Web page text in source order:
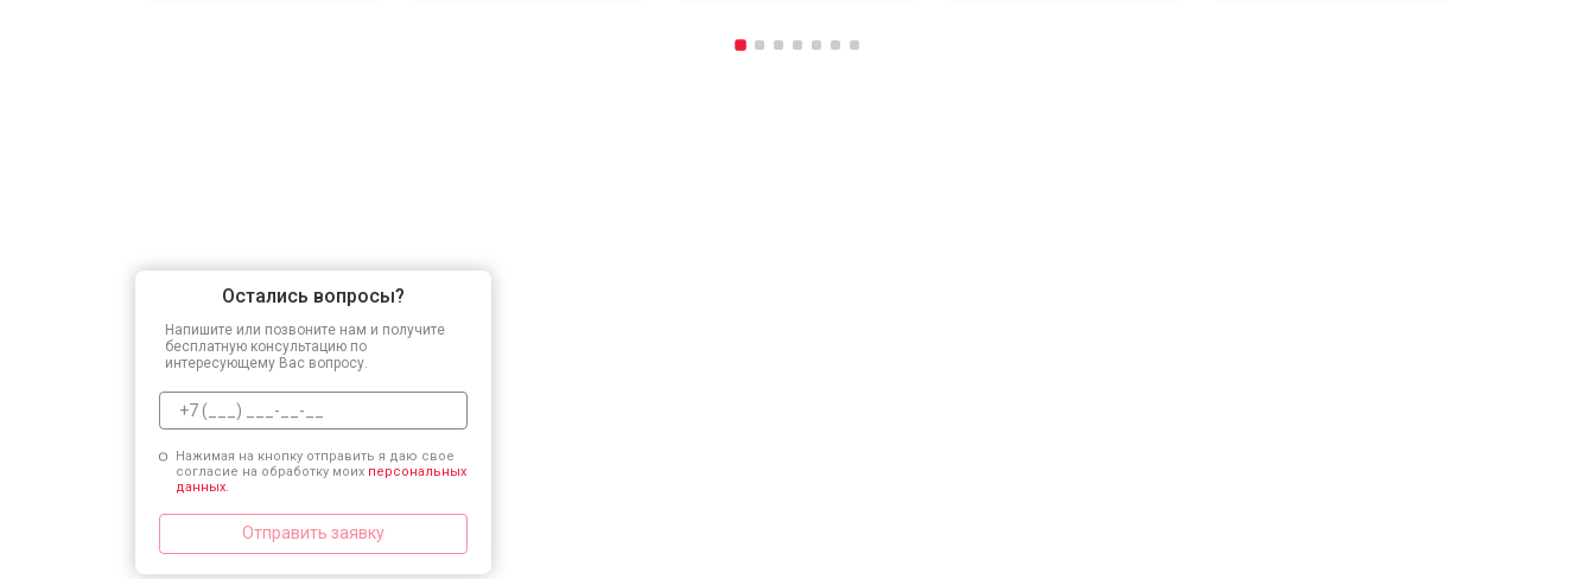
Остались вопросы?
Напишите или позвоните нам и получите
бесплатную консультацию по
интересующему Вас вопросу.
Нажимая на кнопку отправить я даю свое
согласие на обработку моих персональных
данных.
Отправить заявку